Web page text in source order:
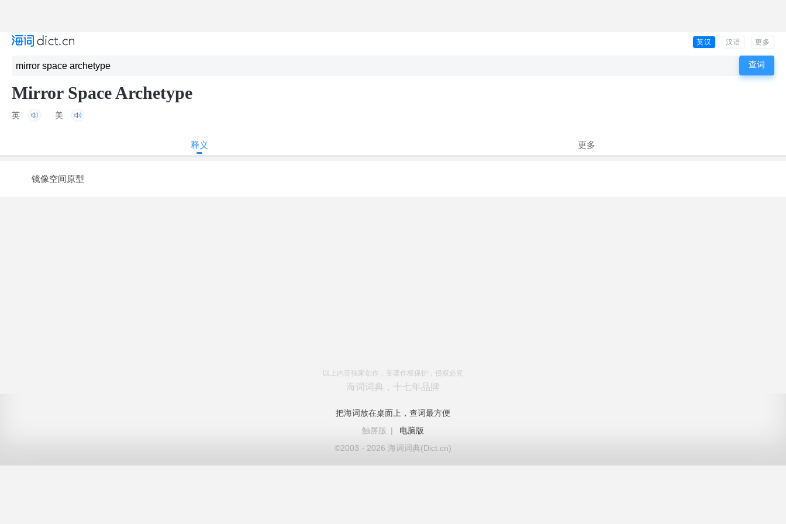
英汉 汉语 更多
Mirror Space Archetype
英 美
释义 更多
镜像空间原型
以上内容独家创作，受著作权保护，侵权必究
海词词典，十七年品牌
把海词放在桌面上，查词最方便
触屏版
|
电脑版
©2003 - 2026 海词词典(Dict.cn)